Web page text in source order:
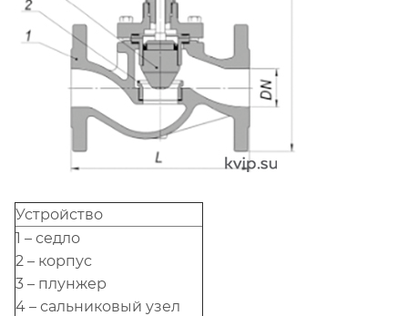
Устройство
1 – седло
2 – корпус
3 – плунжер
4 – сальниковый узел